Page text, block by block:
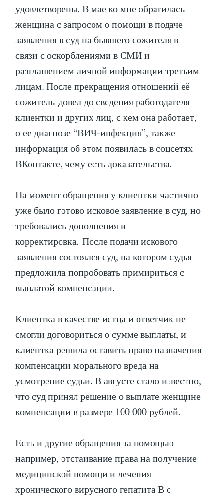
удовлетворены. В мае ко мне обратилась
женщина с запросом о помощи в подаче
заявления в суд на бывшего сожителя в
связи с оскорблениями в СМИ и
разглашением личной информации третьим
лицам. После прекращения отношений её
сожитель довел до сведения работодателя
клиентки и других лиц, с кем она работает,
о ее диагнозе “ВИЧ-инфекция”, также
информация об этом появилась в соцсетях
ВКонтакте, чему есть доказательства.
На момент обращения у клиентки частично
уже было готово исковое заявление в суд, но
требовались дополнения и
корректировка. После подачи искового
заявления состоялся суд, на котором судья
предложила попробовать примириться с
выплатой компенсации.
Клиентка в качестве истца и ответчик не
смогли договориться о сумме выплаты, и
клиентка решила оставить право назначения
компенсации морального вреда на
усмотрение судьи. В августе стало известно,
что суд принял решение о выплате женщине
компенсации в размере 100 000 рублей.
Есть и другие обращения за помощью —
например, отстаивание права на получение
медицинской помощи и лечения
хронического вирусного гепатита В с